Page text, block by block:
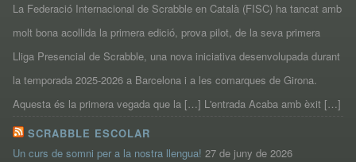
La Federació Internacional de Scrabble en Català (FISC) ha tancat amb
molt bona acollida la primera edició, prova pilot, de la seva primera
Lliga Presencial de Scrabble, una nova iniciativa desenvolupada durant
la temporada 2025-2026 a Barcelona i a les comarques de Girona.
Aquesta és la primera vegada que la […] L'entrada Acaba amb èxit […]
SCRABBLE ESCOLAR
Un curs de somni per a la nostra llengua! 27 de juny de 2026